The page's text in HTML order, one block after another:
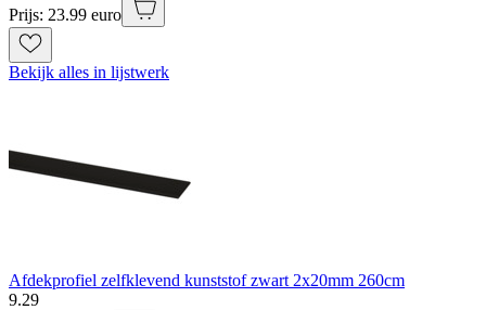
Prijs: 23.99 euro
Bekijk alles in lijstwerk
Afdekprofiel zelfklevend kunststof zwart 2x20mm 260cm
9.29